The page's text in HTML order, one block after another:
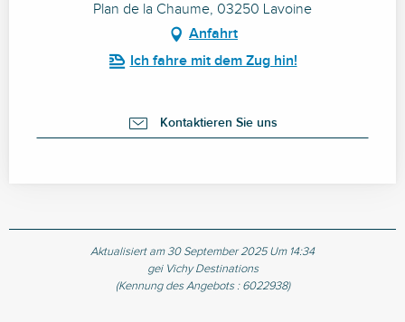
Plan de la Chaume, 03250 Lavoine
Anfahrt
Ich fahre mit dem Zug hin!
Kontaktieren Sie uns
Aktualisiert am 30 September 2025 Um 14:34
gei Vichy Destinations
(Kennung des Angebots : 6022938)